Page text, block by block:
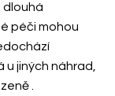
dlouhá
péči mohou
jiných náhrad,